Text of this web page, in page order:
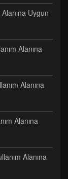
Uygun
Alanına
Alanına
Alanına
Alanına